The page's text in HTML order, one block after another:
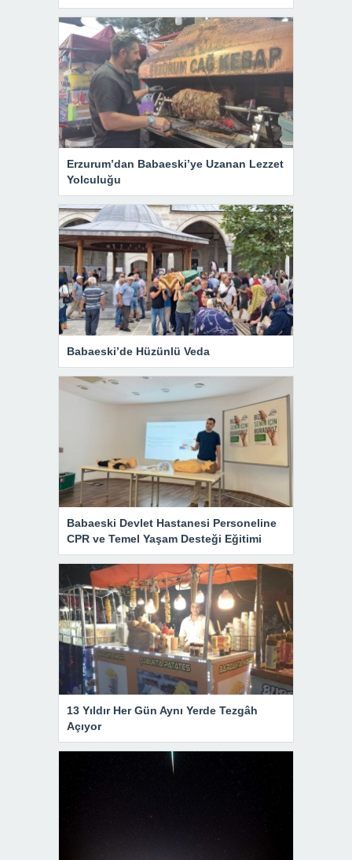
Erzurum’dan Babaeski’ye Uzanan Lezzet
Yolculuğu
Babaeski’de Hüzünlü Veda
Babaeski Devlet Hastanesi Personeline
CPR ve Temel Yaşam Desteği Eğitimi
13 Yıldır Her Gün Aynı Yerde Tezgâh
Açıyor